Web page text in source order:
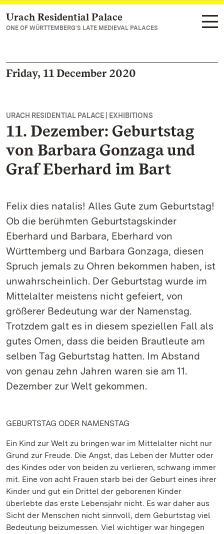
Navigate to main page
Urach Residential Palace
ONE OF WÜRTTEMBERG'S LATE MEDIEVAL PALACES
Friday, 11 December 2020
URACH RESIDENTIAL PALACE | EXHIBITIONS
11. Dezember: Geburtstag
von Barbara Gonzaga und
Graf Eberhard im Bart
Felix dies natalis! Alles Gute zum Geburtstag!
Ob die berühmten Geburtstagskinder
Eberhard und Barbara, Eberhard von
Württemberg und Barbara Gonzaga, diesen
Spruch jemals zu Ohren bekommen haben, ist
unwahrscheinlich. Der Geburtstag wurde im
Mittelalter meistens nicht gefeiert, von
größerer Bedeutung war der Namenstag.
Trotzdem galt es in diesem speziellen Fall als
gutes Omen, dass die beiden Brautleute am
selben Tag Geburtstag hatten. Im Abstand
von genau zehn Jahren waren sie am 11.
Dezember zur Welt gekommen.
GEBURTSTAG ODER NAMENSTAG
Ein Kind zur Welt zu bringen war im Mittelalter nicht nur
Grund zur Freude. Die Angst, das Leben der Mutter oder
des Kindes oder von beiden zu verlieren, schwang immer
mit. Eine von acht Frauen starb bei der Geburt eines ihrer
Kinder und gut ein Drittel der geborenen Kinder
überlebte das erste Lebensjahr nicht. Es war daher aus
Sicht der Menschen nicht sinnvoll, dem Geburtstag viel
Bedeutung beizumessen. Viel wichtiger war hingegen